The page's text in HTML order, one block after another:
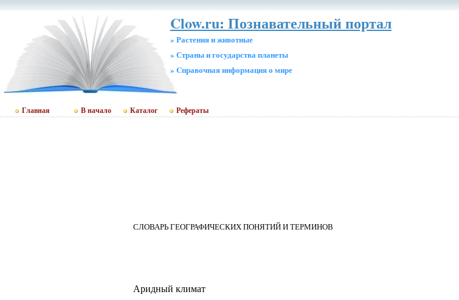
Clow.ru: Познавательный портал
» Растения и животные
» Страны и государства планеты
» Cправочная информация о мире
Главная В начало Каталог Рефераты
СЛОВАРЬ ГЕОГРАФИЧЕСКИХ ПОНЯТИЙ И ТЕРМИНОВ
Аридный климат